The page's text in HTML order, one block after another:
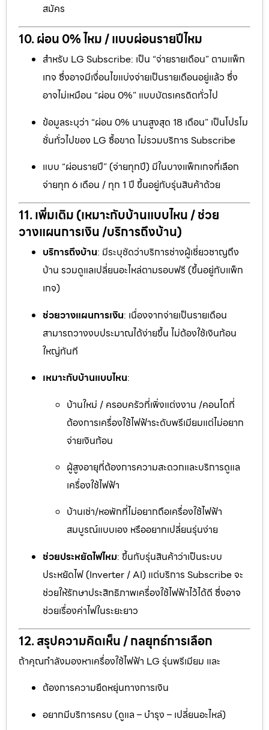
สมัคร
10. ผ่อน 0% ไหม / แบบผ่อนรายปีไหม
สำหรับ LG Subscribe: เป็น “จ่ายรายเดือน” ตามแพ็ก
เกจ ซึ่งอาจมีเงื่อนไขแบ่งจ่ายเป็นรายเดือนอยู่แล้ว ซึ่ง
อาจไม่เหมือน “ผ่อน 0%” แบบบัตรเครดิตทั่วไป
ข้อมูลระบุว่า “ผ่อน 0% นานสูงสุด 18 เดือน” เป็นโปรโม
ชั่นทั่วไปของ LG ซื้อขาด ไม่รวมบริการ Subscribe
แบบ “ผ่อนรายปี” (จ่ายทุกปี) มีในบางแพ็กเกจที่เลือก
จ่ายทุก 6 เดือน / ทุก 1 ปี ขึ้นอยู่กับรุ่นสินค้าด้วย
11. เพิ่มเติม (เหมาะกับบ้านแบบไหน / ช่วย
วางแผนการเงิน /บริการถึงบ้าน)
บริการถึงบ้าน: มีระบุชัดว่าบริการช่างผู้เชี่ยวชาญถึง
บ้าน รวมดูแลเปลี่ยนอะไหล่ตามรอบฟรี (ขึ้นอยู่กับแพ็ก
เกจ)
ช่วยวางแผนการเงิน: เนื่องจากจ่ายเป็นรายเดือน
สามารถวางงบประมาณได้ง่ายขึ้น ไม่ต้องใช้เงินก้อน
ใหญ่ทันที
เหมาะกับบ้านแบบไหน:
บ้านใหม่ / ครอบครัวที่เพิ่งแต่งงาน /คอนโดที่
ต้องการเครื่องใช้ไฟฟ้าระดับพรีเมียมแต่ไม่อยาก
จ่ายเงินก้อน
ผู้สูงอายุที่ต้องการความสะดวกและบริการดูแล
เครื่องใช้ไฟฟ้า
บ้านเช่า/หอพักที่ไม่อยากถือเครื่องใช้ไฟฟ้า
สมบูรณ์แบบเอง หรืออยากเปลี่ยนรุ่นง่าย
ช่วยประหยัดไฟไหม: ขึ้นกับรุ่นสินค้าว่าเป็นระบบ
ประหยัดไฟ (Inverter / AI) แต่บริการ Subscribe จะ
ช่วยให้รักษาประสิทธิภาพเครื่องใช้ไฟฟ้าไว้ได้ดี ซึ่งอาจ
ช่วยเรื่องค่าไฟในระยะยาว
12. สรุปความคิดเห็น / กลยุทธ์การเลือก
ถ้าคุณกำลังมองหาเครื่องใช้ไฟฟ้า LG รุ่นพรีเมียม และ
ต้องการความยืดหยุ่นทางการเงิน
อยากมีบริการครบ (ดูแล – บำรุง – เปลี่ยนอะไหล่)